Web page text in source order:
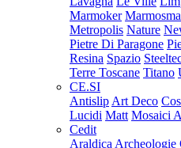
Marmoker
Metropolis Nature
Pietre Di Paragone
Resina Spazio
Terre Toscane Titano
CE.SI
Antislip Art Deco
Lucidi Matt Mosaici
Cedit
Araldica Archeologie